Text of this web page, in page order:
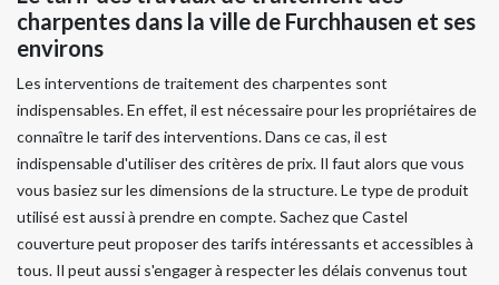
charpentes dans la ville de Furchhausen et ses
environs
Les interventions de traitement des charpentes sont
indispensables. En effet, il est nécessaire pour les propriétaires de
connaître le tarif des interventions. Dans ce cas, il est
indispensable d'utiliser des critères de prix. Il faut alors que vous
vous basiez sur les dimensions de la structure. Le type de produit
utilisé est aussi à prendre en compte. Sachez que Castel
couverture peut proposer des tarifs intéressants et accessibles à
tous. Il peut aussi s'engager à respecter les délais convenus tout